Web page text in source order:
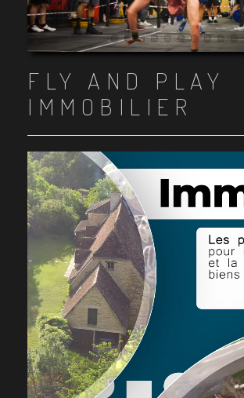
Item 1
Item 2
Item 3
Item 4
Item 5
Item 6
Item 7
FLY AND PLAY
IMMOBILIER